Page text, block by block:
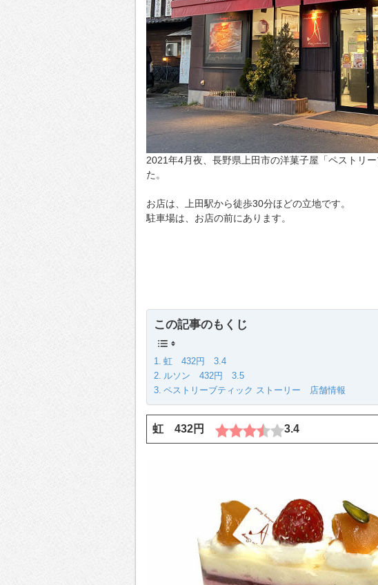
2021年4月夜、長野県上田市の洋菓子屋「ペストリ
た。
お店は、上田駅から徒歩30分ほどの立地です。
駐車場は、お店の前にあります。
この記事のもくじ
虹 432円 3.4
ルソン 432円 3.5
ペストリーブティック ストーリー 店舗情報
虹 432円 3.4